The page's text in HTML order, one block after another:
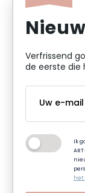
Verfrissend
de eerste die
Ik
het